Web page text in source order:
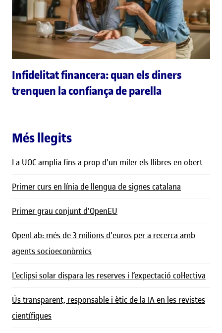
Infidelitat financera: quan els diners
trenquen la confiança de parella
Més llegits
La UOC amplia fins a prop d'un miler els llibres en obert
Primer curs en línia de llengua de signes catalana
Primer grau conjunt d'OpenEU
OpenLab: més de 3 milions d'euros per a recerca amb
agents socioeconòmics
L’eclipsi solar dispara les reserves i l’expectació col·lectiva
Ús transparent, responsable i ètic de la IA en les revistes
científiques